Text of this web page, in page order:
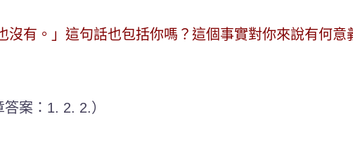
沒有。」這句話也包括你嗎？這個事實對你來說有何意
案：1. 2. 2.）